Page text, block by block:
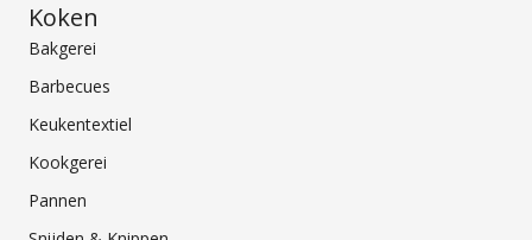
Koken
Bakgerei
Barbecues
Keukentextiel
Kookgerei
Pannen